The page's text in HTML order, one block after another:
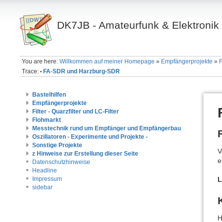
DK7JB - Amateurfunk & Elektronik
You are here:Willkommen auf meiner Homepage » Empfängerprojekte »
Trace: • FA-SDR und Harzburg-SDR
Bastelhilfen
Empfängerprojekte
Filter - Quarzfilter und LC-Filter
Flohmarkt
Messtechnik rund um Empfänger und Empfängerbau
Oszillatoren - Experimente und Projekte -
Sonstige Projekte
z Hinweise zur Erstellung dieser Seite
Datenschutzhinweise
Headline
Impressum
sidebar